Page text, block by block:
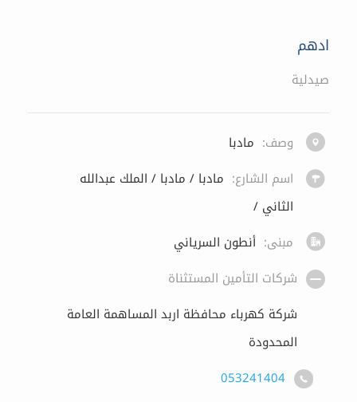
ادهم
صيدلية
وصف: مادبا
اسم الشارع: مادبا / مادبا / الملك عبدالله
الثاني /
مبنى: أنطون السرياني
شركات التأمين المستثناة
شركة كهرباء محافظة اربد المساهمة العامة
المحدودة
053241404